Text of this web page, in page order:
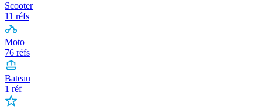
Scooter
11 réfs
Moto
76 réfs
Bateau
1 réf